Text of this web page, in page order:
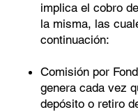
implica el cobro
la misma, las
continuación:
Comisión por
genera cada vez
depósito o retiro